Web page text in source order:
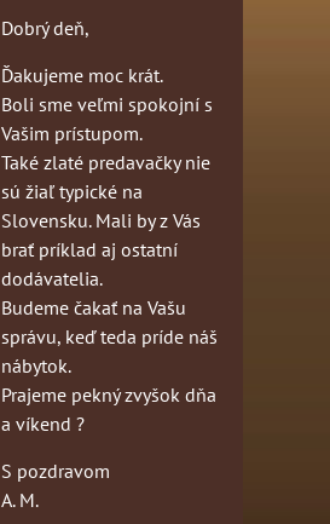
Dobrý deň,
Ďakujeme moc krát.
Boli sme veľmi spokojní s
Vašim prístupom.
Také zlaté predavačky nie
sú žiaľ typické na
Slovensku. Mali by z Vás
brať príklad aj ostatní
dodávatelia.
Budeme čakať na Vašu
správu, keď teda príde náš
nábytok.
Prajeme pekný zvyšok dňa
a víkend ?
S pozdravom
A. M.